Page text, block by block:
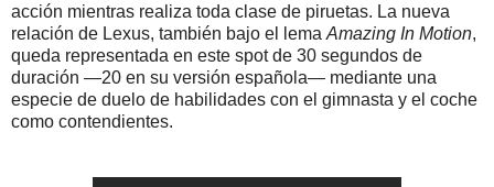
acción mientras realiza toda clase de piruetas. La nueva
relación de Lexus, también bajo el lema Amazing In Motion,
queda representada en este spot de 30 segundos de
duración —20 en su versión española— mediante una
especie de duelo de habilidades con el gimnasta y el coche
como contendientes.